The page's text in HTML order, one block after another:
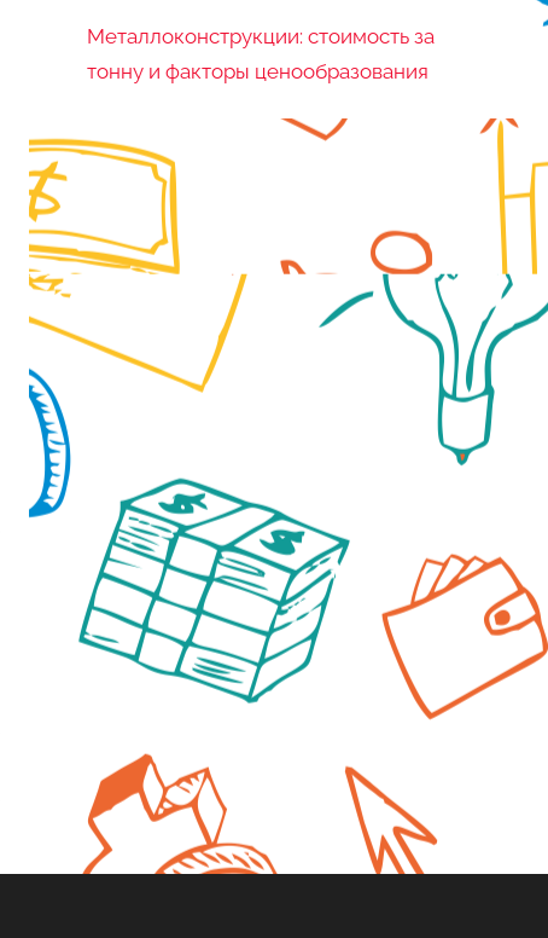
Металлоконструкции: стоимость за
тонну и факторы ценообразования